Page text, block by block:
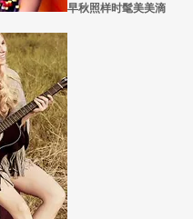
活中如此，在穿衣打扮中也是如此